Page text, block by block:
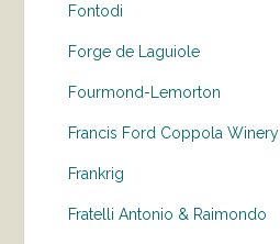
Fontodi
Forge de Laguiole
Fourmond-Lemorton
Francis Ford Coppola Winery
Frankrig
Fratelli Antonio & Raimondo